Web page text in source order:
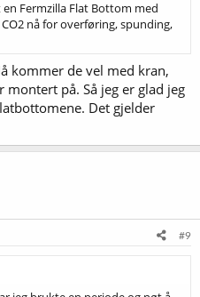
Fermzilla Flat Bottom med
nå for overføring, spunding,
kommer de vel med kran,
på. Så jeg er glad jeg
Det gjelder
#9